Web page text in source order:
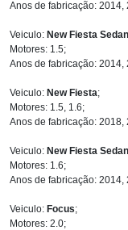
Anos de fabricação: 2014,
Veiculo: New Fiesta Sedan
Motores: 1.5;
Anos de fabricação: 2014,
Veiculo: New Fiesta;
Motores: 1.5, 1.6;
Anos de fabricação:
Veiculo: New Fiesta Sedan
Motores: 1.6;
Anos de fabricação: 2014,
Veiculo: Focus;
Motores: 2.0;